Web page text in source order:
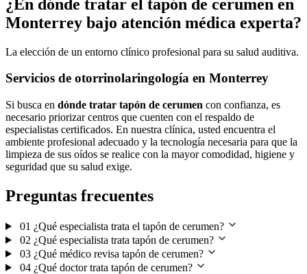
¿En dónde tratar el tapón de cerumen en
Monterrey bajo atención médica experta?
La elección de un entorno clínico profesional para su salud auditiva.
Servicios de otorrinolaringología en Monterrey
Si busca en dónde tratar tapón de cerumen con confianza, es
necesario priorizar centros que cuenten con el respaldo de
especialistas certificados. En nuestra clínica, usted encuentra el
ambiente profesional adecuado y la tecnología necesaria para que la
limpieza de sus oídos se realice con la mayor comodidad, higiene y
seguridad que su salud exige.
Preguntas frecuentes
01 ¿Qué especialista trata el tapón de cerumen?
02 ¿Qué especialista trata tapón de cerumen?
03 ¿Qué médico revisa tapón de cerumen?
04 ¿Qué doctor trata tapón de cerumen?